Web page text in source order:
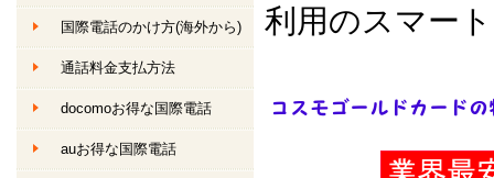
利用のスマー
国際電話のかけ方(海外から)
通話料金支払方法
docomoお得な国際電話
auお得な国際電話